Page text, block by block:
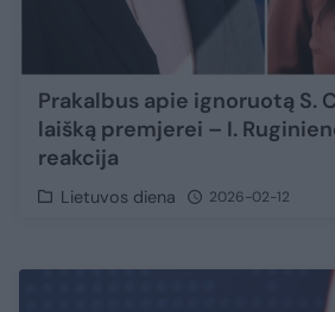
Prakalbus apie ignoruotą S.
laišką premjerei – I.
reakcija
Lietuvos diena 2026-02-12